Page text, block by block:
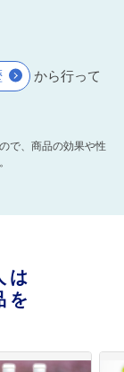
から行って
で、商品の効果や性
は
を